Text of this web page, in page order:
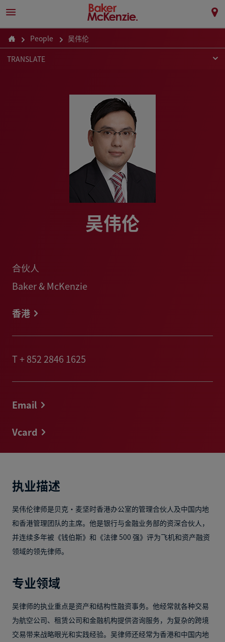
People 吴伟伦
TRANSLATE
吴伟伦
合伙人
Baker & McKenzie
香港
T+ 852 2846 1625
Email
Vcard
执业描述
吴伟伦律师是贝克·麦坚时香港办公室的管理合伙人及中国内地
和香港管理团队的主席。他是银行与金融业务部的资深合伙人，
并连续多年被《钱伯斯》和《法律 500 强》评为飞机和资产融资
领域的领先律师。
专业领域
吴律师的执业重点是资产和结构性融资事务。他经常就各种交易
为航空公司、租赁公司和金融机构提供咨询服务，为复杂的跨境
交易带来战略眼光和实践经验。吴律师还经常为香港和中国内地